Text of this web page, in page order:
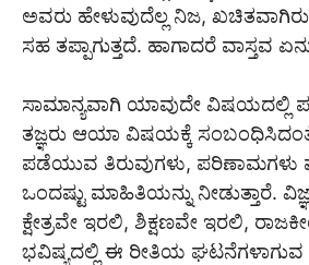
ಅವರು ಹೇಳುವುದೆಲ್ಲ ನಿಜ,
ಸಹ ತಪ್ಪಾಗುತ್ತದೆ. ಹಾಗಾದರೆ ವಾಸ್ತವ
ಸಾಮಾನ್ಯವಾಗಿ ಯಾವುದೇ ವಿಷಯದಲ್ಲಿ
ತಜ್ಞರು ಆಯಾ ವಿಷಯಕ್ಕೆ
ಪಡೆಯುವ ತಿರುವುಗಳು, ಪರಿಣಾಮಗಳು
ಒಂದಷ್ಟು ಮಾಹಿತಿಯನ್ನು ನೀಡುತ್ತಾರೆ.
ಕ್ಷೇತ್ರವೇ ಇರಲಿ, ಶಿಕ್ಷಣವೇ ಇರಲಿ,
ಭವಿಷ್ಯದಲ್ಲಿ ಈ ರೀತಿಯ ಘಟನೆಗಳಾಗುವ